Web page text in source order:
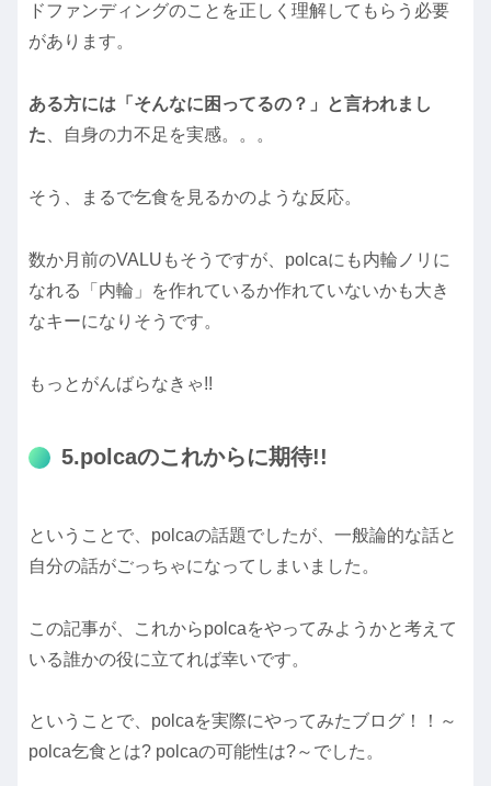
ドファンディングのことを正しく理解してもらう必要
があります。
ある方には「そんなに困ってるの？」と言われまし
た 、自身の力不足を実感。。。
そう、まるで乞食を見るかのような反応。
数か月前のVALUもそうですが、polcaにも内輪ノリに
なれる「内輪」を作れているか作れていないかも大き
なキーになりそうです。
もっとがんばらなきゃ!!
5.polcaのこれからに期待!!
ということで、polcaの話題でしたが、一般論的な話と
自分の話がごっちゃになってしまいました。
この記事が、これからpolcaをやってみようかと考えて
いる誰かの役に立てれば幸いです。
ということで、polcaを実際にやってみたブログ！！～
polca乞食とは? polcaの可能性は?～でした。